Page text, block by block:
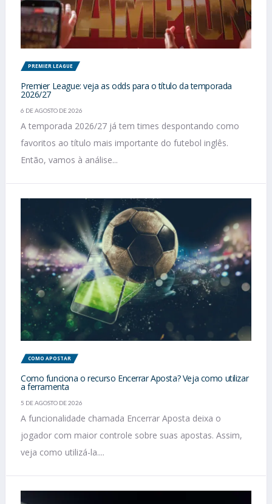
PREMIER LEAGUE
Premier League: veja as odds para o título da temporada
2026/27
6 DE AGOSTO DE 2026
A temporada 2026/27 já tem times despontando como
favoritos ao título mais importante do futebol inglês.
Então, vamos à análise...
COMO APOSTAR
Como funciona o recurso Encerrar Aposta? Veja como utilizar
a ferramenta
5 DE AGOSTO DE 2026
A funcionalidade chamada Encerrar Aposta deixa o
jogador com maior controle sobre suas apostas. Assim,
veja como utilizá-la....